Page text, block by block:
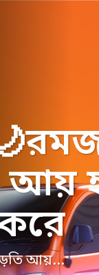
আয়...